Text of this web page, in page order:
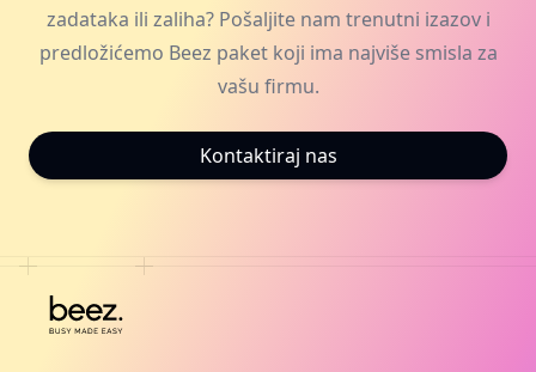
zadataka ili zaliha? Pošaljite nam trenutni izazov i
predložićemo Beez paket koji ima najviše smisla za
vašu firmu.
Kontaktiraj nas